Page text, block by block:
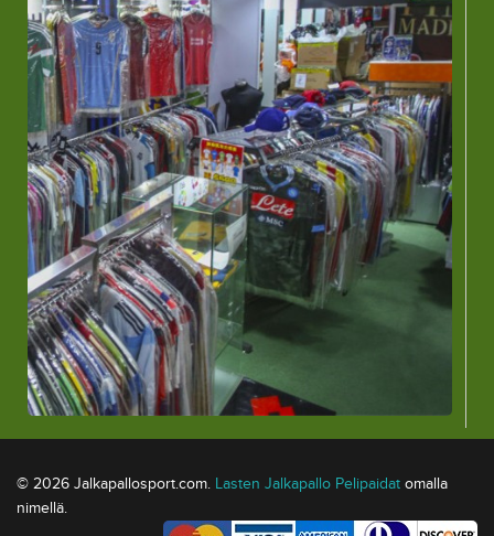
© 2026 Jalkapallosport.com. Lasten Jalkapallo Pelipaidat omalla
nimellä.